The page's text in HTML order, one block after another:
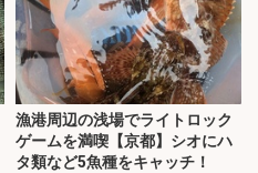
漁港周辺の浅場でライトロック
ゲームを満喫【京都】シオにハ
タ類など5魚種をキャッチ！